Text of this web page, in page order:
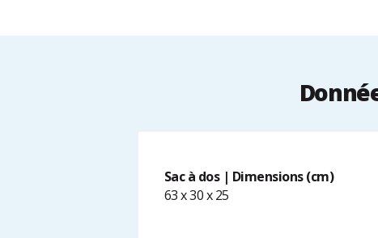
Sac à dos | Dimensions (cm)
63 x 30 x 25